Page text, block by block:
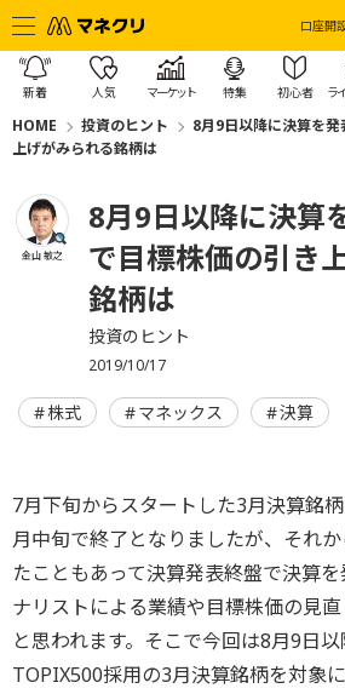
口座開
新着 人気 マーケット 特集 初心者 ラ
HOME 投資のヒント
8月9日以降に決算を
上げがみられる銘柄は
金山 敏之
8月9日以降に決算
で目標株価の引き
銘柄は
投資のヒント
2019/10/17
株式 マネックス 決算
7月下旬からスタートした3月決算銘
月中旬で終了となりましたが、それ
たこともあって決算発表終盤で決算
ナリストによる業績や目標株価の見
と思われます。そこで今回は8月9日
TOPIX500採用の3月決算銘柄を対象